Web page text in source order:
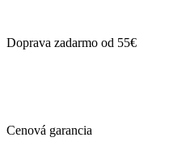
Doprava zadarmo od 55€
Cenová garancia